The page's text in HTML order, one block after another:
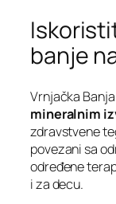
banje
Vrnjačka
mineralnim
zdravstvene
povezani sa
određene
i za decu.